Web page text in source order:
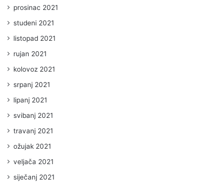
prosinac 2021
studeni 2021
listopad 2021
rujan 2021
kolovoz 2021
srpanj 2021
lipanj 2021
svibanj 2021
travanj 2021
ožujak 2021
veljača 2021
siječanj 2021